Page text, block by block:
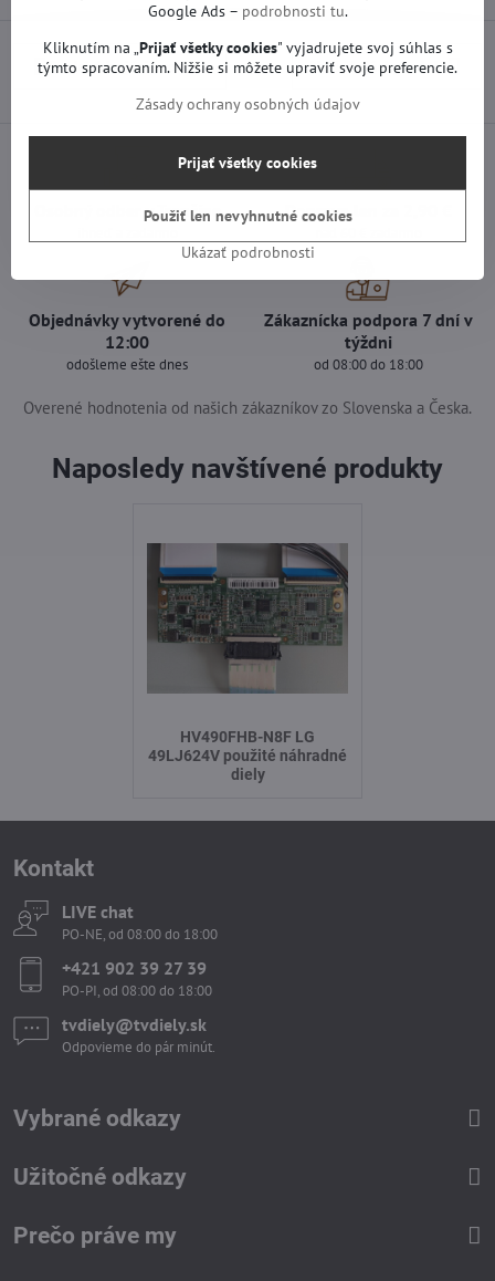
Predchádzajúci produkt Nasledujúci produkt
Osobný odber v Trenčíne Doprava len za 2,90 €
Objednávky vytvorené do
12:00
odošleme ešte dnes
Zákaznícka podpora 7 dní v
týždni
od 08:00 do 18:00
Overené hodnotenia od našich zákazníkov zo Slovenska a Česka.
Naposledy navštívené produkty
HV490FHB-N8F LG
49LJ624V použité náhradné
diely
Kontakt
LIVE chat
PO-NE, od 08:00 do 18:00
+421 902 39 27 39
PO-PI, od 08:00 do 18:00
tvdiely​​@tvdiely​​.sk
Odpovieme do pár minút.
Vybrané odkazy
Užitočné odkazy
Prečo práve my
Google Ads – podrobnosti tu.
Kliknutím na „Prijať všetky cookies" vyjadrujete svoj súhlas s
týmto spracovaním. Nižšie si môžete upraviť svoje preferencie.
Zásady ochrany osobných údajov
Ukázať podrobnosti
Prijať všetky cookies
Použiť len nevyhnutné cookies